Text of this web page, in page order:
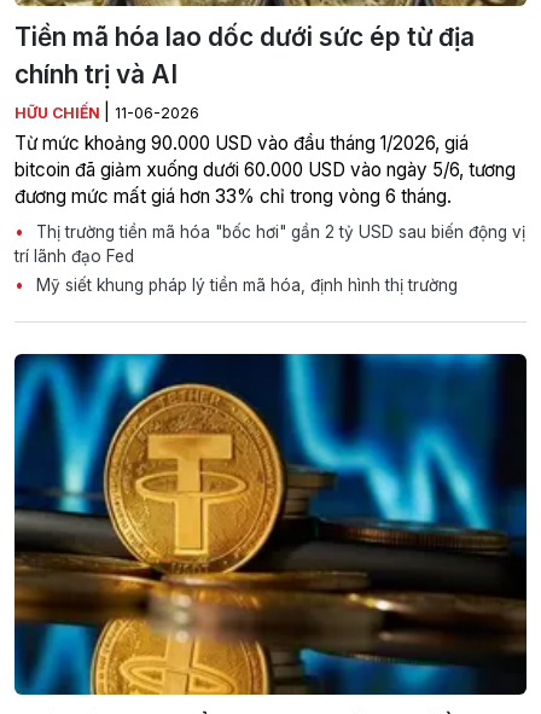
Tiền mã hóa lao dốc dưới sức ép từ địa
chính trị và AI
HỮU CHIẾN 11-06-2026
Từ mức khoảng 90.000 USD vào đầu tháng 1/2026, giá
bitcoin đã giảm xuống dưới 60.000 USD vào ngày 5/6, tương
đương mức mất giá hơn 33% chỉ trong vòng 6 tháng.
Thị trường tiền mã hóa "bốc hơi" gần 2 tỷ USD sau biến động vị
trí lãnh đạo Fed
Mỹ siết khung pháp lý tiền mã hóa, định hình thị trường